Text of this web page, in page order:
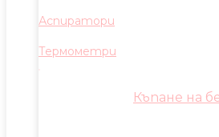
Аспиратори
Термометри
Къпане на